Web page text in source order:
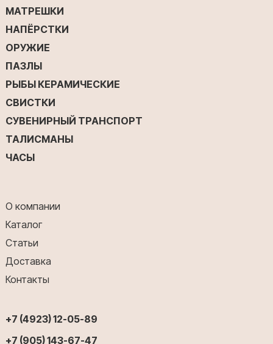
МАТРЕШКИ
НАПЁРСТКИ
ОРУЖИЕ
ПАЗЛЫ
РЫБЫ КЕРАМИЧЕСКИЕ
СВИСТКИ
СУВЕНИРНЫЙ ТРАНСПОРТ
ТАЛИСМАНЫ
ЧАСЫ
О компании
Каталог
Статьи
Доставка
Контакты
+7 (4923) 12-05-89
+7 (905) 143-67-47